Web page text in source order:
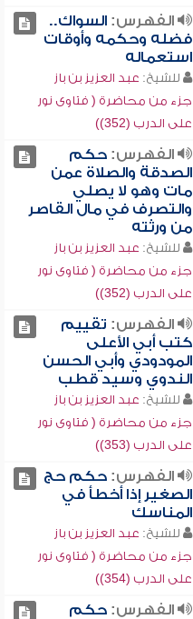
الفهرس:السواك..
فضله وحكمه وأوقات
استعماله
للشيخ: عبد العزيز بن باز
جزء من محاضرة ( فتاوى نور
على الدرب (352))
الفهرس:حكم
الصدقة والصلاة عمن
مات وهو لا يصلي
والتصرف في مال القاصر
من ورثته
للشيخ: عبد العزيز بن باز
جزء من محاضرة ( فتاوى نور
على الدرب (352))
الفهرس: تقييم
كتب أبي الأعلى
المودودي وأبي الحسن
الندوي وسيد قطب
للشيخ: عبد العزيز بن باز
جزء من محاضرة ( فتاوى نور
على الدرب (353))
الفهرس:حكم حج
الصغير إذا أخطأ في
المناسك
للشيخ: عبد العزيز بن باز
جزء من محاضرة ( فتاوى نور
على الدرب (354))
الفهرس:حكم